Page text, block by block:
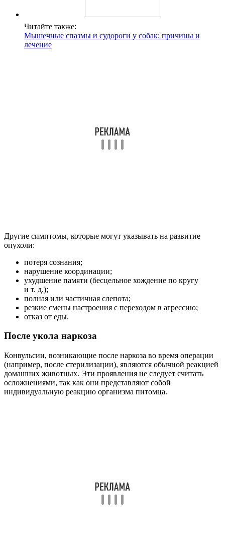
Читайте также:
Мышечные спазмы и судороги у собак: причины и
лечение
Другие симптомы, которые могут указывать на развитие
опухоли:
потеря сознания;
нарушение координации;
ухудшение памяти (бесцельное хождение по кругу
и т. д.);
полная или частичная слепота;
резкие смены настроения с переходом в агрессию;
отказ от еды.
После укола наркоза
Конвульсии, возникающие после наркоза во время операции
(например, после стерилизации), являются обычной реакцией
домашних животных. Эти проявления не следует считать
осложнениями, так как они представляют собой
индивидуальную реакцию организма питомца.